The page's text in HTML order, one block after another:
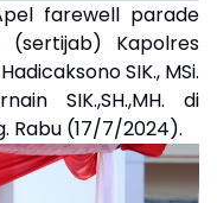
farewell parade
Kapolres
SIK., MSi.
SIK.,SH.,MH. di
Rabu (17/7/2024).